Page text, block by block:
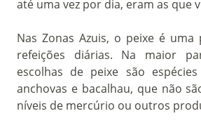
até uma vez por dia, eram as que
Nas Zonas Azuis, o peixe é
refeições diárias. Na maior
escolhas de peixe são
anchovas e bacalhau, que não
níveis de mercúrio ou outros